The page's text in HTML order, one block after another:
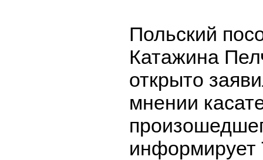
Польский
Катажина
открыто
мнении